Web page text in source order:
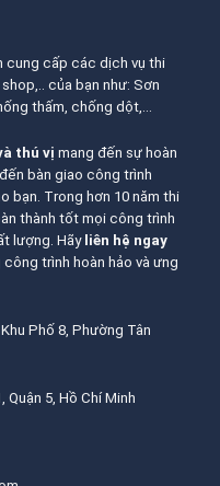
cung cấp các dịch vụ thi
của bạn như: Sơn
thấm, chống dột,…
thú vị mang đến sự hoàn
bàn giao công trình
bạn. Trong hơn 10 năm thi
thành tốt mọi công trình
lượng. Hãy liên hệ ngay
trình hoàn hảo và ưng
Phố 8, Phường Tân
Quận 5, Hồ Chí Minh